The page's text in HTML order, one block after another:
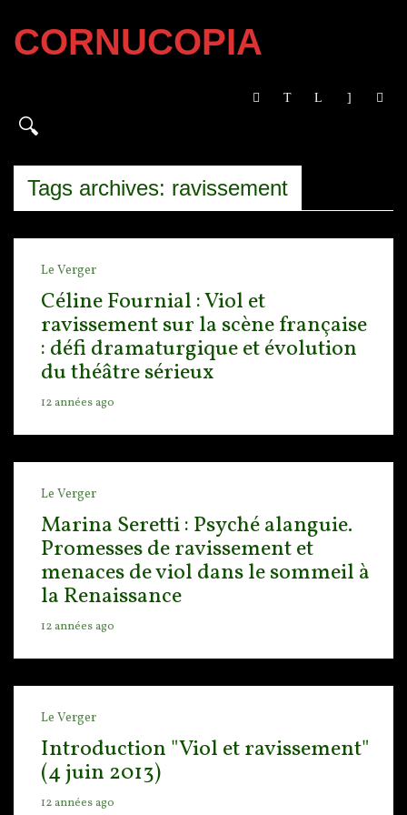
CORNUCOPIA
Tags archives: ravissement
Le Verger
Céline Fournial : Viol et
ravissement sur la scène française
: défi dramaturgique et évolution
du théâtre sérieux
12 années ago
Le Verger
Marina Seretti : Psyché alanguie.
Promesses de ravissement et
menaces de viol dans le sommeil à
la Renaissance
12 années ago
Le Verger
Introduction "Viol et ravissement"
(4 juin 2013)
12 années ago